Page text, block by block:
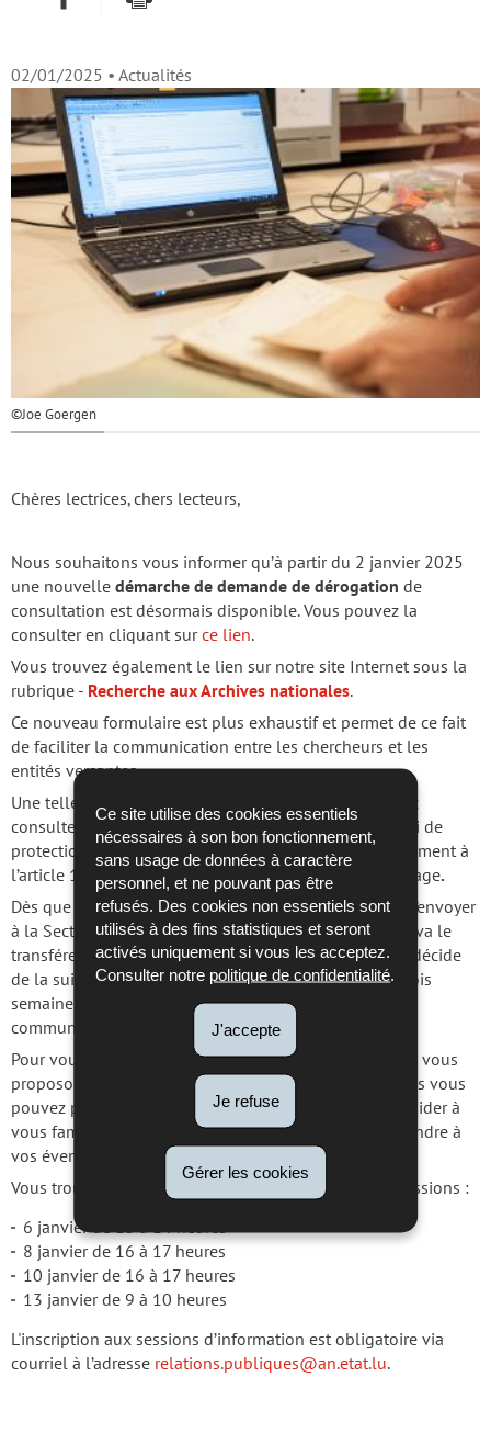
Ce site utilise des cookies essentiels
nécessaires à son bon fonctionnement,
sans usage de données à caractère
personnel, et ne pouvant pas être
refusés. Des cookies non essentiels sont
utilisés à des fins statistiques et seront
activés uniquement si vous les acceptez.
Consulter notre politique de confidentialité
J'accepte
Je refuse
Gérer les cookies
02/01/2025 • Actualités
©Joe Goergen
Chères lectrices, chers lecteurs,
Nous souhaitons vous informer qu’à partir du 2 janvier 2025
une nouvelle démarche de demande de dérogation de
consultation est désormais disponible. Vous pouvez la
consulter en cliquant surce lien.
Vous trouvez également le lien sur notre site Internet sous la
rubrique - Recherche aux Archives nationales.
Ce nouveau formulaire est plus exhaustif et permet de ce fait
de faciliter la communication entre les chercheurs et les
entités versantes.
Une telle démarche doit être remplie si vous souhaitez
consulter des documents ou des dossiers dont le délai de
protection n’est pas encore venu à échéance, conformément à
l’article 17 de la loi du 17 août 2018 relative à l’archivage.
Dès que vous avez rempli le formulaire, vous pouvez l’envoyer
à la Section contemporaine (contemp@an.etat.lu
) qui va le
transférer à l’entité versante concernée. Cette dernière décide
de la suite à réserver à votre demande endéans des trois
semaines qui suivent. La Section contemporaine vous
communique la décision via courriel.
Pour vous faciliter l’accès au nouveau formulaire, nous vous
proposons plusieurs sessions d’information auxquelles vous
pouvez participer. Ces sessions sont destinées à vous aider à
vous familiariser avec le nouveau formulaire et à répondre à
vos éventuelles questions.
Vous trouverez ci-dessous les dates des différentes sessions :
6 janvier de 13 à 14 heures
8 janvier de 16 à 17 heures
10 janvier de 16 à 17 heures
13 janvier de 9 à 10 heures
L'inscription aux sessions d’information est obligatoire via
courriel à l’adresse relations.publiques@an.etat.lu.